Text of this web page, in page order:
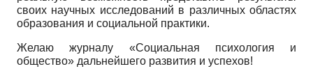
своих научных исследований в различных областях
образования и социальной практики.
Желаю журналу «Социальная психология и
общество» дальнейшего развития и успехов!